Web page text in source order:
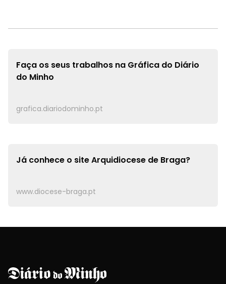
Faça os seus trabalhos na Gráfica do Diário
do Minho
grafica.diariodominho.pt
Já conhece o siteArquidiocese de Braga?
www.diocese-braga.pt